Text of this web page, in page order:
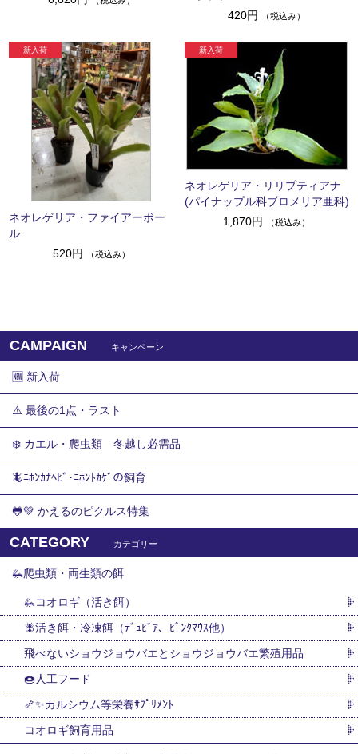
420円
（税込み）
ネオレゲリア・ファイアーボー
ル
520円
（税込み）
ネオレゲリア・リリプティアナ
(パイナップル科ブロメリア亜科)
1,870円
（税込み）
CAMPAIGN キャンペーン
🆕 新入荷
⚠️ 最後の1点・ラスト
❄️ カエル・爬虫類 冬越し必需品
🦎ﾆﾎﾝｶﾅﾍﾋﾞ･ﾆﾎﾝﾄｶｹﾞの飼育
🐸💚 かえるのピクルス特集
CATEGORY カテゴリー
🦗爬虫類・両生類の餌
🦗コオロギ（活き餌）
🪰活き餌・冷凍餌（ﾃﾞｭﾋﾞｱ、ﾋﾟﾝｸﾏｳｽ他）
飛べないショウジョウバエとショウジョウバエ繁殖用品
🍩人工フード
🦴✨カルシウム等栄養ｻﾌﾟﾘﾒﾝﾄ
コオロギ飼育用品